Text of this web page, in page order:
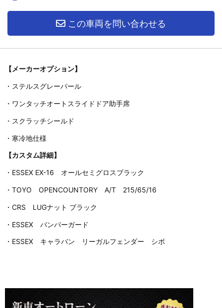
この車両を問い合わせる
【メーカーオプション】
・ステルスグレーパール
・ワンタッチオートスライドドア助手席
・スクラッチシールド
・寒冷地仕様
【カスタム詳細】
・ESSEX EX-16 オールセミグロスブラック
・TOYO OPENCOUNTORY A/T 215/65/16
・CRS LUGナット ブラック
・ESSEX バンパーガード
・ESSEX キャラバン リーガルフェンダー シボ